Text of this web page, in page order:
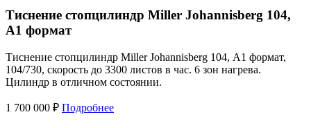
Тиснение стопцилиндр Miller Johannisberg 104,
А1 формат
Тиснение стопцилиндр Miller Johannisberg 104, А1 формат,
104/730, скорость до 3300 листов в час. 6 зон нагрева.
Цилиндр в отличном состоянии.
1 700 000 ₽ Подробнее